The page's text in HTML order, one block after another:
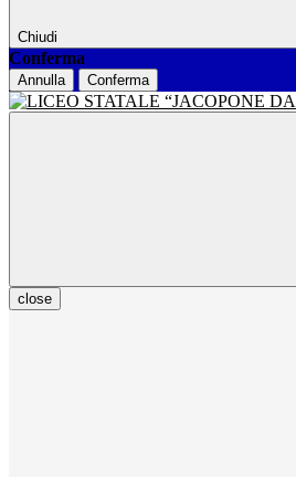
Chiudi
Conferma
Annulla Conferma
close